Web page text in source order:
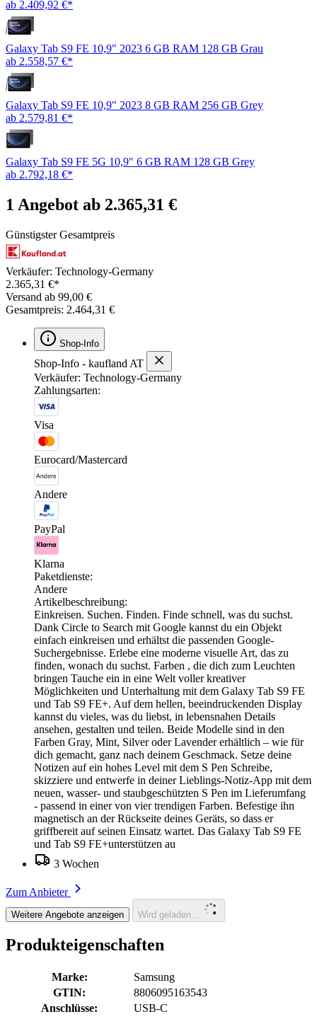
ab 2.409,92 €*
Galaxy Tab S9 FE 10,9" 2023 6 GB RAM 128 GB Grau
ab 2.558,57 €*
Galaxy Tab S9 FE 10,9" 2023 8 GB RAM 256 GB Grey
ab 2.579,81 €*
Galaxy Tab S9 FE 5G 10,9" 6 GB RAM 128 GB Grey
ab 2.792,18 €*
1 Angebot ab 2.365,31 €
Günstigster Gesamtpreis
Verkäufer: Technology-Germany
2.365,31 €*
Versand ab 99,00 €
Gesamtpreis: 2.464,31 €
Shop-Info
Shop-Info - kaufland AT
Verkäufer: Technology-Germany
Zahlungsarten:
Visa
Eurocard/Mastercard
Andere
PayPal
Klarna
Paketdienste:
Andere
Artikelbeschreibung:
Einkreisen. Suchen. Finden. Finde schnell, was du suchst.
Dank Circle to Search mit Google kannst du ein Objekt
einfach einkreisen und erhältst die passenden Google-
Suchergebnisse. Erlebe eine moderne visuelle Art, das zu
finden, wonach du suchst. Farben , die dich zum Leuchten
bringen Tauche ein in eine Welt voller kreativer
Möglichkeiten und Unterhaltung mit dem Galaxy Tab S9 FE
und Tab S9 FE+. Auf dem hellen, beeindruckenden Display
kannst du vieles, was du liebst, in lebensnahen Details
ansehen, gestalten und teilen. Beide Modelle sind in den
Farben Gray, Mint, Silver oder Lavender erhältlich – wie für
dich gemacht, ganz nach deinem Geschmack. Setze deine
Notizen auf ein hohes Level mit dem S Pen Schreibe,
skizziere und entwerfe in deiner Lieblings-Notiz-App mit dem
neuen, wasser- und staubgeschützten S Pen im Lieferumfang
- passend in einer von vier trendigen Farben. Befestige ihn
magnetisch an der Rückseite deines Geräts, so dass er
griffbereit auf seinen Einsatz wartet. Das Galaxy Tab S9 FE
und Tab S9 FE+unterstützen au
3 Wochen
Zum Anbieter
Weitere Angebote anzeigen Wird geladen...
Produkteigenschaften
Marke:
Samsung
GTIN:
8806095163543
Anschlüsse:
USB-C